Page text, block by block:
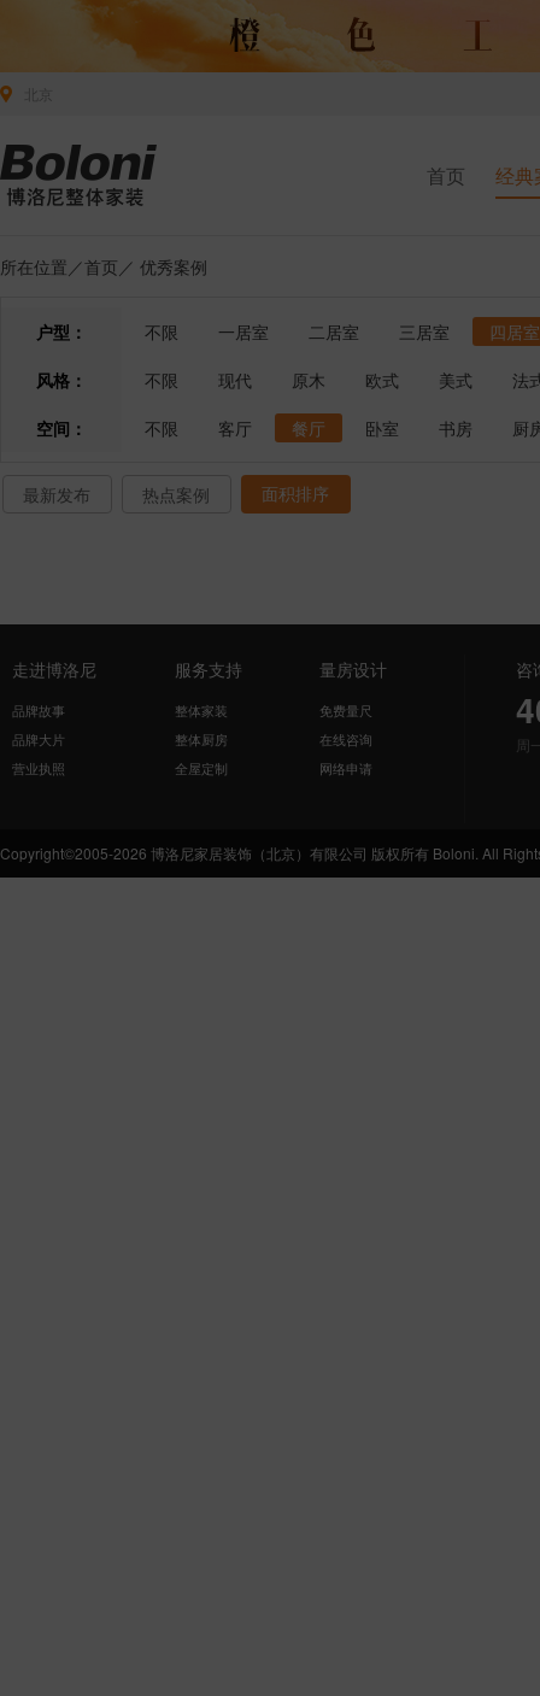
首页 经典
所在位置／首页 ／ 优秀案例
户型： 不限 一居室 二居室 三居室
四居室
风格：
不限 现代 原木 欧式 美式
法
空间：
不限 客厅 餐厅 卧室 书房 厨
最新发布 热点案例 面积排序
走进博洛尼
品牌故事
品牌大片
营业执照
服务支持
整体家装
整体厨房
全屋定制
量房设计
免费量尺
在线咨询
网络申请
咨
周
Copyright©2005-2026 博洛尼家居装饰（北京）有限公司 版权所有 Boloni. All